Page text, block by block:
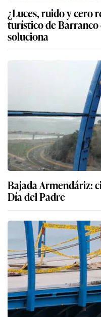
¿Luces, ruido y cero
turístico de
soluciona
Bajada Armendáriz:
Día del Padre